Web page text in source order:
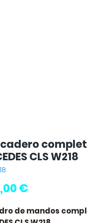
CLS W218
€
de mandos